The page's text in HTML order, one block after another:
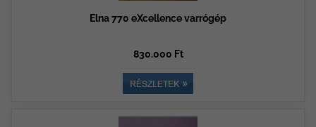
Elna 770 eXcellence varrógép
830.000 Ft